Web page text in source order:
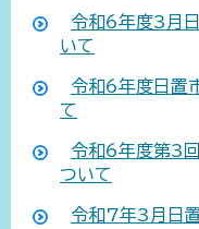
令和6年度3月
いて
令和6年度日置
て
令和6年度第3
ついて
令和7年3月日